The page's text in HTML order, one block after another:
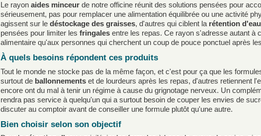
Le rayon aides minceur de notre officine réunit des solutions pensées pour
sérieusement, pas pour remplacer une alimentation équilibrée ou une activité
agissent sur le déstockage des graisses, d'autres qui ciblent la rétention d'eau
pensées pour limiter les fringales entre les repas. Ce rayon s'adresse autant à
alimentaire qu'aux personnes qui cherchent un coup de pouce ponctuel après
À quels besoins répondent ces produits
Tout le monde ne stocke pas de la même façon, et c'est pour ça que les
surtout de ballonnements et de lourdeurs après les repas, d'autres retiennent
encore ont du mal à tenir un régime à cause du grignotage nerveux. Un
rendra pas service à quelqu'un qui a surtout besoin de couper les envies de
discuter au comptoir avant de conseiller une formule plutôt qu'une autre.
Bien choisir selon son objectif